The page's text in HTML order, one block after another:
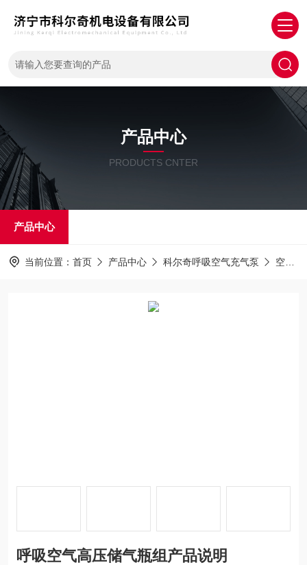
产品中心
PRODUCTS CNTER
产品中心
当前位置： 首页 产品中心 科尔奇呼吸空气充气泵 空气泵
呼吸空气高压储气瓶组产品说明